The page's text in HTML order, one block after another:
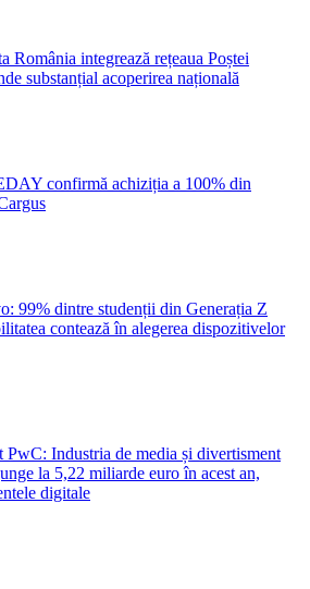
România integrează rețeaua Poștei
substanțial acoperirea națională
confirmă achiziția a 100% din
99% dintre studenții din Generația Z
contează în alegerea dispozitivelor
PwC: Industria de media și divertisment
la 5,22 miliarde euro în acest an,
digitale